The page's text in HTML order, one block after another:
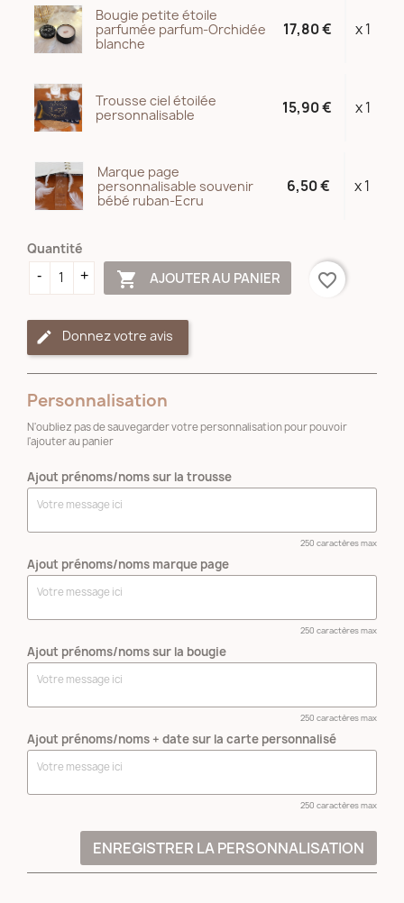
Bougie petite étoile
parfumée parfum-Orchidée
blanche
17,80 € x 1
Trousse ciel étoilée
personnalisable
15,90 € x 1
Marque page
personnalisable souvenir
bébé ruban-Ecru
6,50 € x 1
Quantité
 AJOUTER AU PANIER favorite_border
Donnez votre avis
Personnalisation
N'oubliez pas de sauvegarder votre personnalisation pour pouvoir
l'ajouter au panier
Ajout prénoms/noms sur la trousse
250 caractères max
Ajout prénoms/noms marque page
250 caractères max
Ajout prénoms/noms sur la bougie
250 caractères max
Ajout prénoms/noms + date sur la carte personnalisé
250 caractères max
ENREGISTRER LA PERSONNALISATION